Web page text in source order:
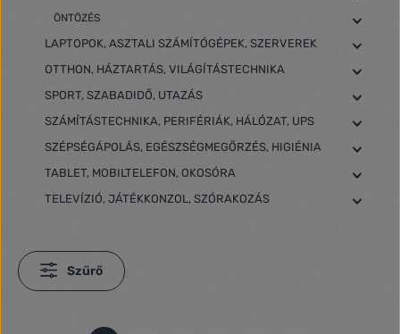
ÖNTÖZÉS
LAPTOPOK, ASZTALI SZÁMÍTÓGÉPEK, SZERVEREK
OTTHON, HÁZTARTÁS, VILÁGÍTÁSTECHNIKA
SPORT, SZABADIDŐ, UTAZÁS
SZÁMÍTÁSTECHNIKA, PERIFÉRIÁK, HÁLÓZAT, UPS
SZÉPSÉGÁPOLÁS, EGÉSZSÉGMEGŐRZÉS, HIGIÉNIA
TABLET, MOBILTELEFON, OKOSÓRA
TELEVÍZIÓ, JÁTÉKKONZOL, SZÓRAKOZÁS
Szűrő